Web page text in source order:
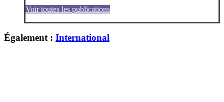
Voir toutes les publications
Également : International